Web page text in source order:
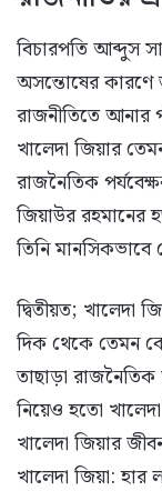
বিচারপতি আব্দুস
অসন্তোষের কারণে
রাজনীতিতে আনার
খালেদা জিয়ার
রাজনৈতিক
জিয়াউর রহমানের
তিনি
দ্বিতীয়ত; খালেদা
দিক থেকে তেমন
তাছাড়া
নিয়েও হতো
খালেদা জিয়ার
খালেদা জিয়া: হার